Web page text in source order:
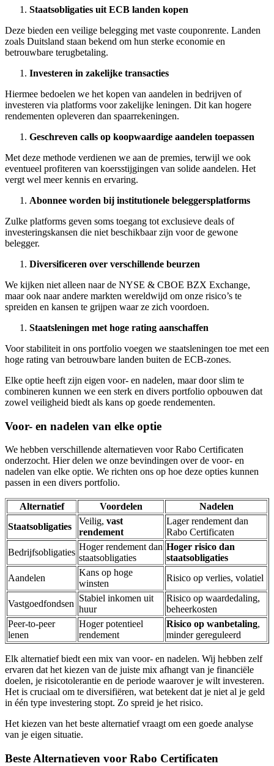
Staatsobligaties uit ECB landen kopen
Deze bieden een veilige belegging met vaste couponrente. Landen
zoals Duitsland staan bekend om hun sterke economie en
betrouwbare terugbetaling.
Investeren in zakelijke transacties
Hiermee bedoelen we het kopen van aandelen in bedrijven of
investeren via platforms voor zakelijke leningen. Dit kan hogere
rendementen opleveren dan spaarrekeningen.
Geschreven calls op koopwaardige aandelen toepassen
Met deze methode verdienen we aan de premies, terwijl we ook
eventueel profiteren van koersstijgingen van solide aandelen. Het
vergt wel meer kennis en ervaring.
Abonnee worden bij institutionele beleggersplatforms
Zulke platforms geven soms toegang tot exclusieve deals of
investeringskansen die niet beschikbaar zijn voor de gewone
belegger.
Diversificeren over verschillende beurzen
We kijken niet alleen naar de NYSE & CBOE BZX Exchange,
maar ook naar andere markten wereldwijd om onze risico’s te
spreiden en kansen te grijpen waar ze zich voordoen.
Staatsleningen met hoge rating aanschaffen
Voor stabiliteit in ons portfolio voegen we staatsleningen toe met een
hoge rating van betrouwbare landen buiten de ECB-zones.
Elke optie heeft zijn eigen voor- en nadelen, maar door slim te
combineren kunnen we een sterk en divers portfolio opbouwen dat
zowel veiligheid biedt als kans op goede rendementen.
Voor- en nadelen van elke optie
We hebben verschillende alternatieven voor Rabo Certificaten
onderzocht. Hier delen we onze bevindingen over de voor- en
nadelen van elke optie. We richten ons op hoe deze opties kunnen
passen in een divers portfolio.
Alternatief Voordelen
Nadelen
Staatsobligaties
Veilig, vast
rendement
Lager rendement dan
Rabo Certificaten
Bedrijfsobligaties
Hoger rendement dan
staatsobligaties
Hoger risico dan
staatsobligaties
Aandelen
Kans op hoge
winsten
Risico op verlies, volatiel
Vastgoedfondsen
Stabiel inkomen uit
huur
Risico op waardedaling,
beheerkosten
Peer-to-peer
lenen
Hoger potentieel
rendement
Risico op wanbetaling,
minder gereguleerd
Elk alternatief biedt een mix van voor- en nadelen. Wij hebben zelf
ervaren dat het kiezen van de juiste mix afhangt van je financiële
doelen, je risicotolerantie en de periode waarover je wilt investeren.
Het is cruciaal om te diversifiëren, wat betekent dat je niet al je geld
in één type investering stopt. Zo spreid je het risico.
Het kiezen van het beste alternatief vraagt om een goede analyse
van je eigen situatie.
Beste Alternatieven voor Rabo Certificaten